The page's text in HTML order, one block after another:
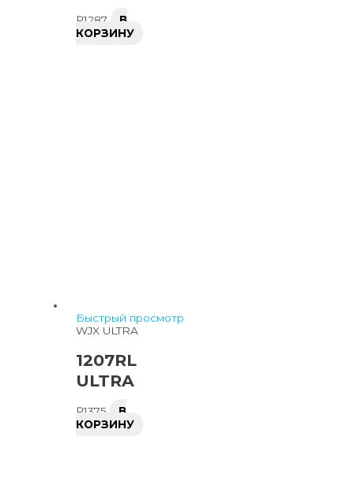
₽1287
В
КОРЗИНУ
Быстрый просмотр
WJX ULTRA
1207RL
ULTRA
₽1375
В
КОРЗИНУ